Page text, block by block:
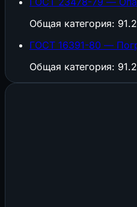
Общая категория:
ГОСТ 16391-80 —
Общая категория: